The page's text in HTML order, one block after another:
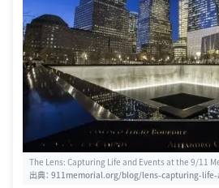
The Lens: Capturing Life and Events at the 9/11
出典： 911memorial.org/blog/lens-capturing-